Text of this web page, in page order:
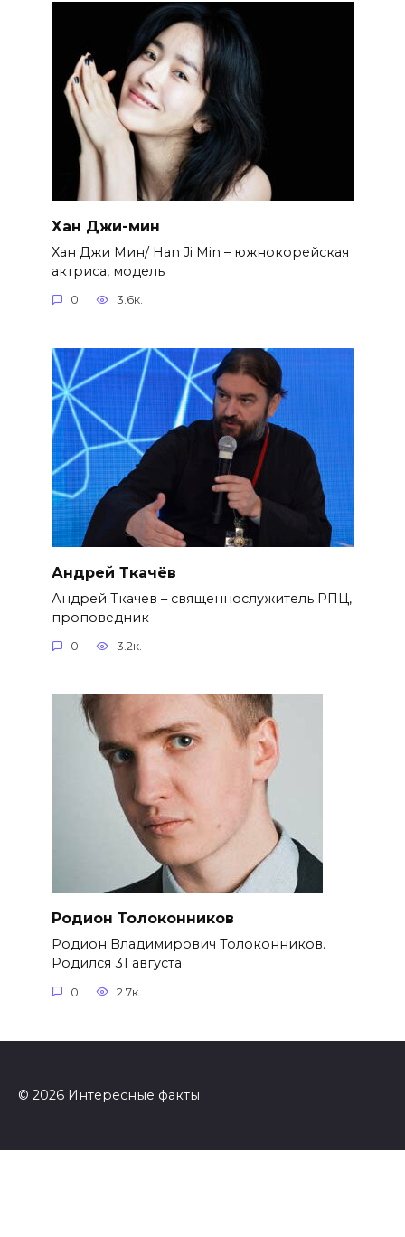
Хан Джи-мин
Хан Джи Мин/ Han Ji Min – южнокорейская
актриса, модель
0 3.6к.
Андрей Ткачёв
Андрей Ткачев – священнослужитель РПЦ,
проповедник
0 3.2к.
Родион Толоконников
Родион Владимирович Толоконников.
Родился 31 августа
0 2.7к.
© 2026 Интересные факты